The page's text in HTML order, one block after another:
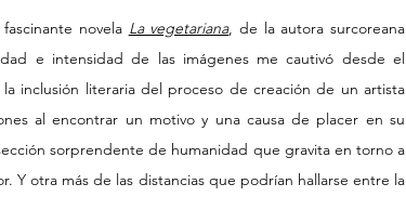
novela La vegetariana, de la autora surcoreana
e intensidad de las imágenes me cautivó desde el
inclusión literaria del proceso de creación de un artista
al encontrar un motivo y una causa de placer en su
sorprendente de humanidad que gravita en torno a
Y otra más de las distancias que podrían hallarse entre la